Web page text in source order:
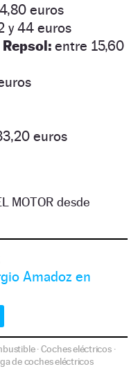
euros
y 44 euros
entre 15,60
euros
MOTOR desde
Amadoz en
·Coches eléctricos·
de coches eléctricos